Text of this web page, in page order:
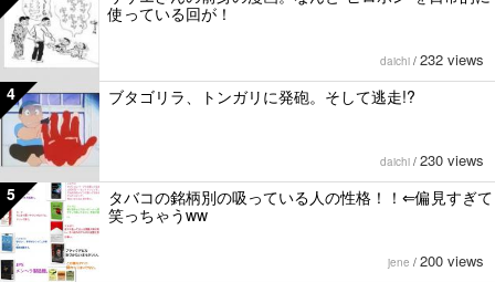
使っている回が！
daichi / 232 views
4 ブタゴリラ、トンガリに発砲。そして逃走!?
daichi / 230 views
5
タバコの銘柄別の吸っている人の性格！！⇐偏見すぎて
笑っちゃうww
jene / 200 views